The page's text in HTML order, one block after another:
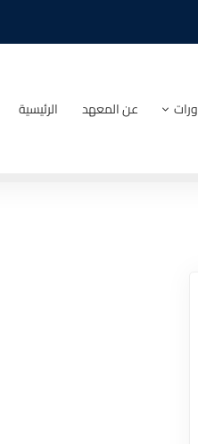
عن المعهد الرئيسية